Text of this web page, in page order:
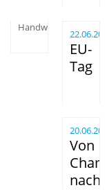
Handwerkskammer
22.06.2025
EU-
Tag
20.06.2025
Von
Cham
nach